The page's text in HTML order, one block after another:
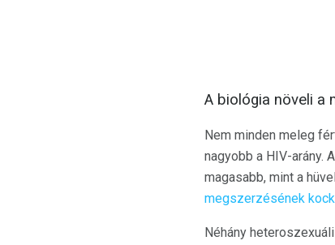
A biológia növeli a
Nem minden meleg
nagyobb a HIV-arány.
magasabb, mint a
megszerzésének
Néhány